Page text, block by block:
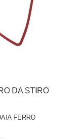
DA STIRO
FERRO